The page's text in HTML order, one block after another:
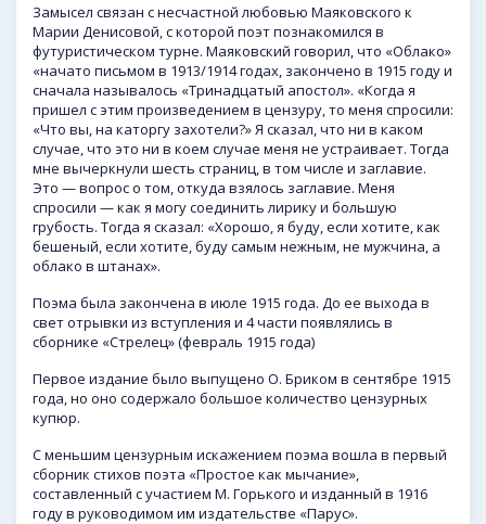
Замысел связан с несчастной любовью Маяковского к
Марии Денисовой, с которой поэт познакомился в
футуристическом турне. Маяковский говорил, что «Облако»
«начато письмом в 1913/1914 годах, закончено в 1915 году и
сначала называлось «Тринадцатый апостол». «Когда я
пришел с этим произведением в цензуру, то меня спросили:
«Что вы, на каторгу захотели?» Я сказал, что ни в каком
случае, что это ни в коем случае меня не устраивает. Тогда
мне вычеркнули шесть страниц, в том числе и заглавие.
Это — вопрос о том, откуда взялось заглавие. Меня
спросили — как я могу соединить лирику и большую
грубость. Тогда я сказал: «Хорошо, я буду, если хотите, как
бешеный, если хотите, буду самым нежным, не мужчина, а
облако в штанах».
Поэма была закончена в июле 1915 года. До ее выхода в
свет отрывки из вступления и 4 части появлялись в
сборнике «Стрелец» (февраль 1915 года)
Первое издание было выпущено О. Бриком в сентябре 1915
года, но оно содержало большое количество цензурных
купюр.
С меньшим цензурным искажением поэма вошла в первый
сборник стихов поэта «Простое как мычание»,
составленный с участием М. Горького и изданный в 1916
году в руководимом им издательстве «Парус».